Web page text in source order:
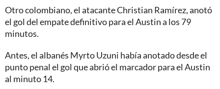
Otro colombiano, el atacante Christian Ramírez, anotó
el gol del empate definitivo para el Austin a los 79
minutos.
Antes, el albanés Myrto Uzuni había anotado desde el
punto penal el gol que abrió el marcador para el Austin
al minuto 14.